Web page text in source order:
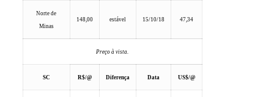
Norte de
Minas
148,00 estável 15/10/18 47,34
Preço à vista.
SC R$/@ Diferença Data US$/@